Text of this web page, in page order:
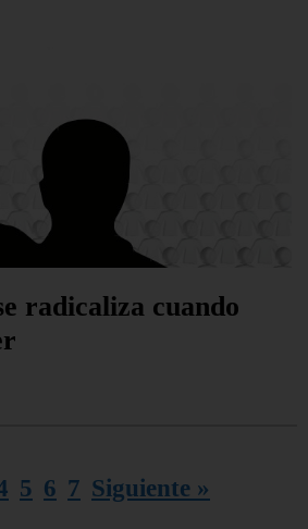
radicaliza cuando
5 6 7 Siguiente »